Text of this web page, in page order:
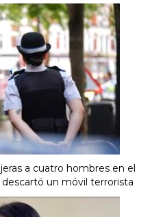
a cuatro hombres en el
un móvil terrorista